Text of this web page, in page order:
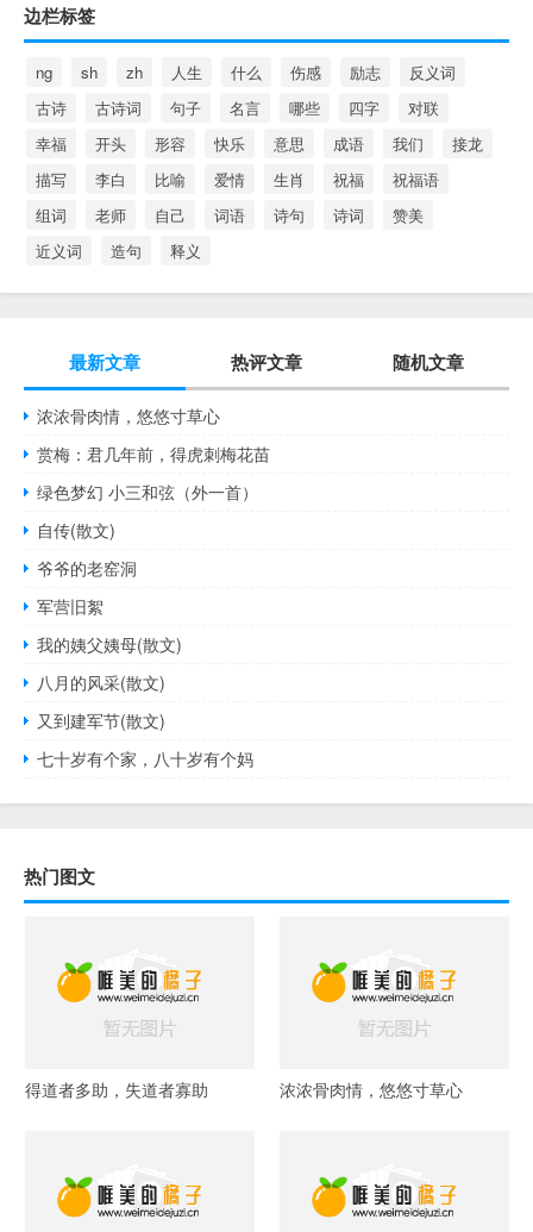
边栏标签
ng sh zh 人生 什么 伤感 励志
反义词
古诗
古诗词 句子 名言 哪些 四字
对联
幸福
开头 形容 快乐 意思 成语 我们
接龙
描写
李白 比喻 爱情 生肖 祝福
祝福语
组词
老师 自己 词语 诗句 诗词
赞美
近义词
造句 释义
最新文章 热评文章 随机文章
浓浓骨肉情，悠悠寸草心
赏梅：君几年前，得虎刺梅花苗
绿色梦幻 小三和弦（外一首）
自传(散文)
爷爷的老窑洞
军营旧絮
我的姨父姨母(散文)
八月的风采(散文)
又到建军节(散文)
七十岁有个家，八十岁有个妈
热门图文
得道者多助，失道者寡助 浓浓骨肉情，悠悠寸草心